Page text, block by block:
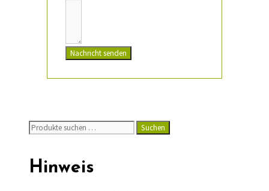
Nachricht senden
Suchen
nach:
Suchen
Hinweis